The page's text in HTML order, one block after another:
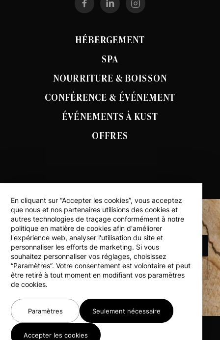
HÉBERGEMENT
SPA
NOURRITURE & BOISSON
CONFÉRENCE & ÉVÉNEMENT
ÉVÉNEMENTS À KUST
OFFRES
RÉSERVEZ UN HÉBERGEMENT
RETOUR EN HAUT
En cliquant sur “Accepter les cookies”, vous acceptez
que nous et nos partenaires utilisions des cookies et
autres technologies de traçage conformément à notre
politique en matière de cookies afin d'améliorer
l'expérience web, analyser l'utilisation du site et
personnaliser les efforts de marketing. Si vous
souhaitez personnaliser vos réglages, choisissez
“Paramètres”. Votre consentement est volontaire et peut
être retiré à tout moment en modifiant vos paramètres
de cookies.
Paramètres Seulement nécessaire
Accepter les cookies